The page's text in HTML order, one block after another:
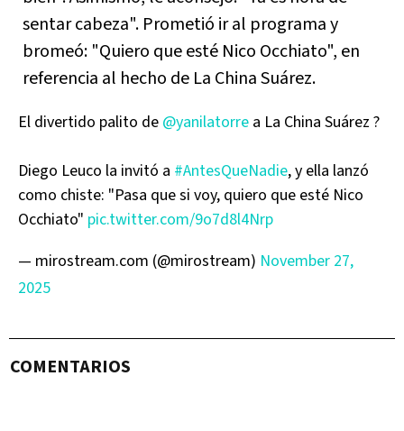
sentar cabeza". Prometió ir al programa y
bromeó: "Quiero que esté Nico Occhiato", en
referencia al hecho de La China Suárez.
El divertido palito de @yanilatorre a La China Suárez ?
Diego Leuco la invitó a #AntesQueNadie, y ella lanzó
como chiste: "Pasa que si voy, quiero que esté Nico
Occhiato" pic.twitter.com/9o7d8l4Nrp
— mirostream.com (@mirostream) November 27,
2025
COMENTARIOS